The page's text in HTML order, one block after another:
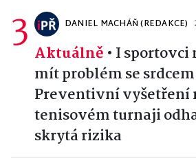
3 DANIEL MACHÁŇ (REDAKCE)
Aktuálně • I sportovci
mít problém se
Preventivní vyšetření
tenisovém turnaji
skrytá rizika